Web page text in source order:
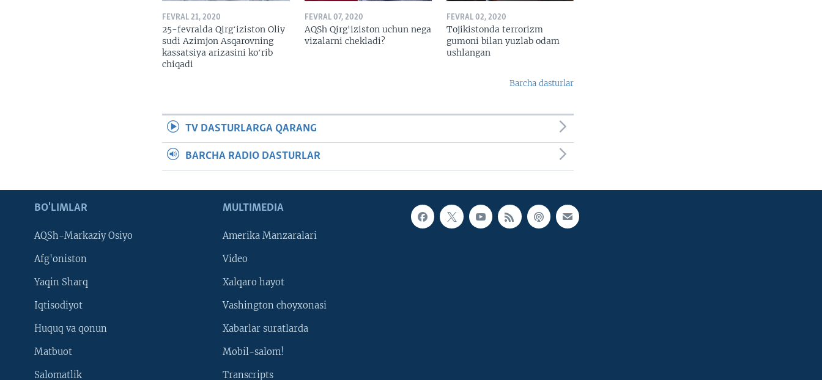
FEVRAL 21, 2020
25-fevralda Qirgʻiziston Oliy
sudi Azimjon Asqarovning
kassatsiya arizasini koʻrib
chiqadi
FEVRAL 07, 2020
AQSh Qirg'iziston uchun nega
vizalarni chekladi?
FEVRAL 02, 2020
Tojikistonda terrorizm
gumoni bilan yuzlab odam
ushlangan
Barcha dasturlar
TV DASTURLARGA QARANG
BARCHA RADIO DASTURLAR
BO'LIMLAR
AQSh-Markaziy Osiyo
Afg'oniston
Yaqin Sharq
Iqtisodiyot
Huquq va qonun
Matbuot
Salomatlik
MULTIMEDIA
Amerika Manzaralari
Video
Xalqaro hayot
Vashington choyxonasi
Xabarlar suratlarda
Mobil-salom!
Transcripts